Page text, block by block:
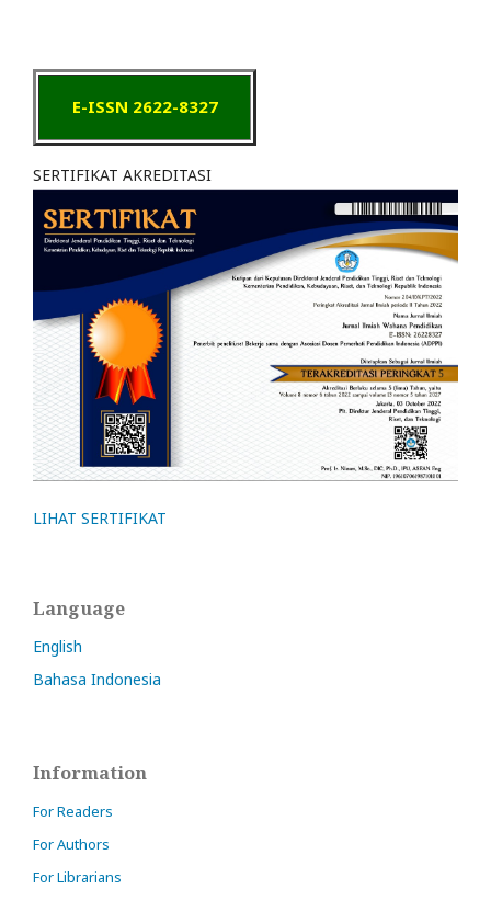
E-ISSN 2622-8327
SERTIFIKAT AKREDITASI
LIHAT SERTIFIKAT
Language
English
Bahasa Indonesia
Information
For Readers
For Authors
For Librarians